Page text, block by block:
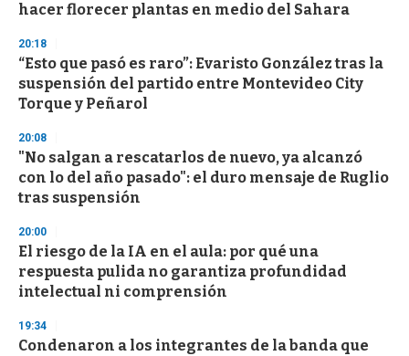
hacer florecer plantas en medio del Sahara
20:18
“Esto que pasó es raro”: Evaristo González tras la
suspensión del partido entre Montevideo City
Torque y Peñarol
20:08
"No salgan a rescatarlos de nuevo, ya alcanzó
con lo del año pasado": el duro mensaje de Ruglio
tras suspensión
20:00
El riesgo de la IA en el aula: por qué una
respuesta pulida no garantiza profundidad
intelectual ni comprensión
19:34
Condenaron a los integrantes de la banda que